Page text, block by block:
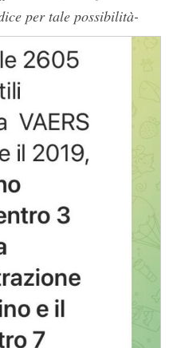
per tale possibilità-